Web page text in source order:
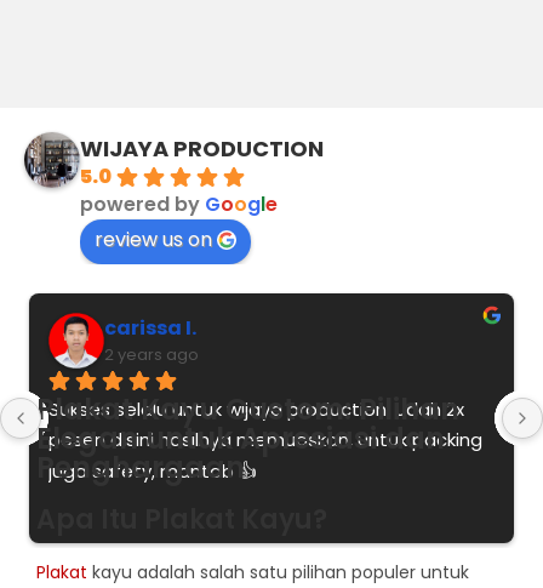
WIJAYA PRODUCTION
5.0
powered by Google
review us on
carissa I.
2 years ago
Sukses selalu untuk wijaya production, udah 2x
pesen disini hasilnya memuaskan, untuk packing
juga safety, mantab 👍
Plakat Kayu Custom: Pilihan
Elegan untuk Apresiasi dan
Penghargaan
Plakat kayu adalah salah satu pilihan populer untuk